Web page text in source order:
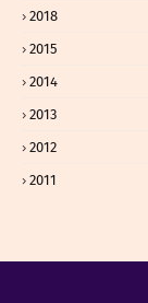
2018
2015
2014
2013
2012
2011